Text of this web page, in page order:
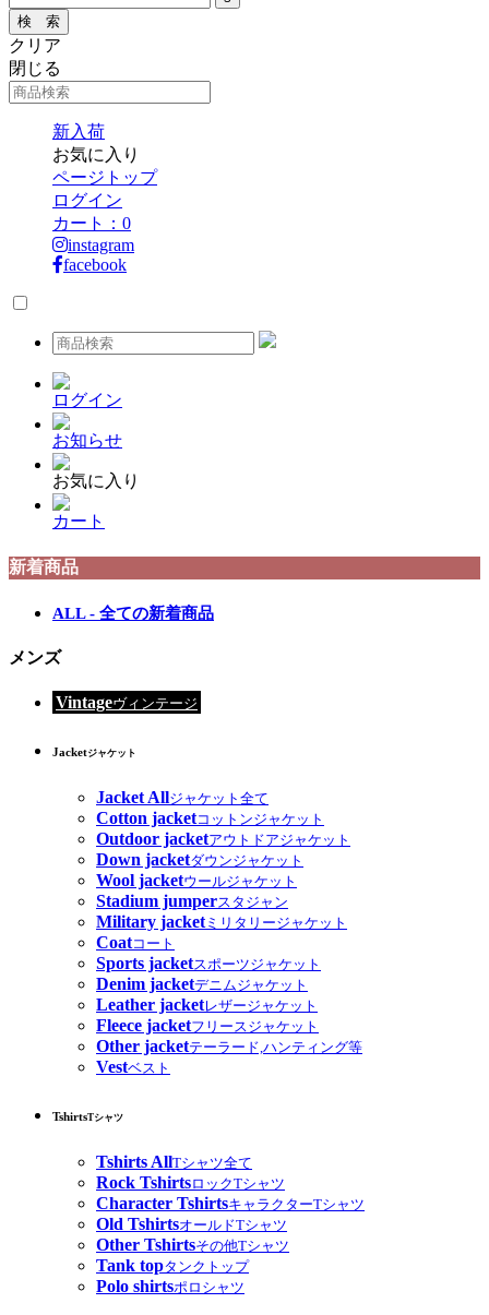
クリア
閉じる
新入荷
お気に入り
ページトップ
ログイン
カート： 0
instagram
facebook
ログイン
お知らせ
お気に入り
カート
新着商品
ALL - 全ての新着商品
メンズ
Vintageヴィンテージ
Jacketジャケット
Jacket Allジャケット全て
Cotton jacketコットンジャケット
Outdoor jacketアウトドアジャケット
Down jacketダウンジャケット
Wool jacketウールジャケット
Stadium jumperスタジャン
Military jacketミリタリージャケット
Coatコート
Sports jacketスポーツジャケット
Denim jacketデニムジャケット
Leather jacketレザージャケット
Fleece jacketフリースジャケット
Other jacketテーラード,ハンティング等
Vestベスト
TshirtsTシャツ
Tshirts AllTシャツ全て
Rock TshirtsロックTシャツ
Character TshirtsキャラクターTシャツ
Old TshirtsオールドTシャツ
Other Tshirtsその他Tシャツ
Tank topタンクトップ
Polo shirtsポロシャツ